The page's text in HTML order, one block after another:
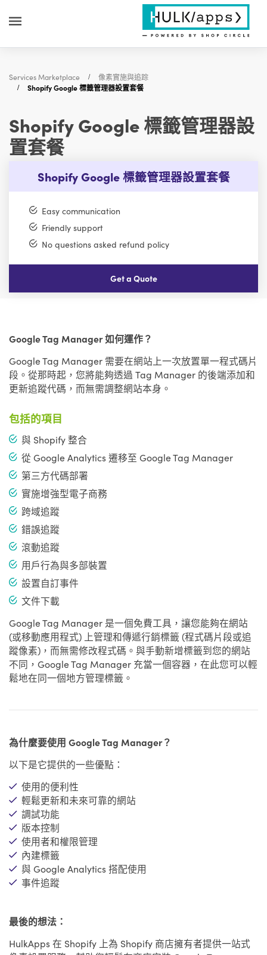
Services Marketplace
像素實施與追踪
Shopify Google 標籤管理器設置套餐
Shopify Google 標籤管理器設
置套餐
Shopify Google 標籤管理器設置套餐
Easy communication
Friendly support
No questions asked refund policy
Get a Quote
Google Tag Manager 如何運作？
Google Tag Manager 需要在網站上一次放置單一程式碼片
段。從那時起，您將能夠透過 Tag Manager 的後端添加和
更新追蹤代碼，而無需調整網站本身。
包括的項目
與 Shopify 整合
從 Google Analytics 遷移至 Google Tag Manager
第三方代碼部署
實施增強型電子商務
跨域追蹤
錯誤追蹤
滾動追蹤
用戶行為與多部裝置
設置自訂事件
文件下載
Google Tag Manager 是一個免費工具，讓您能夠在網站
(或移動應用程式) 上管理和傳遞行銷標籤 (程式碼片段或追
蹤像素)，而無需修改程式碼。與手動新增標籤到您的網站
不同，Google Tag Manager 充當一個容器，在此您可以輕
鬆地在同一個地方管理標籤。
為什麼要使用 Google Tag Manager？
以下是它提供的一些優點：
使用的便利性
輕鬆更新和未來可靠的網站
調試功能
版本控制
使用者和權限管理
內建標籤
與 Google Analytics 搭配使用
事件追蹤
最後的想法：
HulkApps 在 Shopify 上為 Shopify 商店擁有者提供一站式